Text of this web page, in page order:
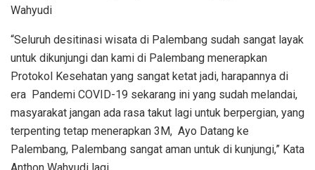
Wahyudi
“Seluruh desitinasi wisata di Palembang sudah sangat layak
untuk dikunjungi dan kami di Palembang menerapkan
Protokol Kesehatan yang sangat ketat jadi, harapannya di
era Pandemi COVID-19 sekarang ini yang sudah melandai,
masyarakat jangan ada rasa takut lagi untuk berpergian, yang
terpenting tetap menerapkan 3M, Ayo Datang ke
Palembang, Palembang sangat aman untuk di kunjungi,” Kata